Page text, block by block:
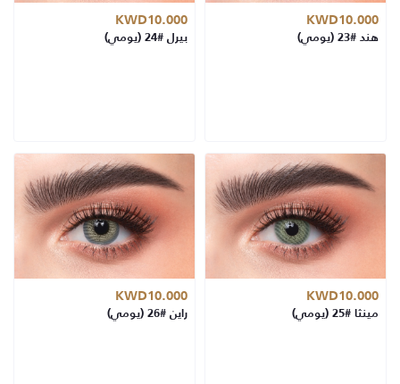
KWD10.000
هند #23 (يومي)
KWD10.000
بيرل #24 (يومي)
KWD10.000
مينثا #25 (يومي)
KWD10.000
راين #26 (يومي)